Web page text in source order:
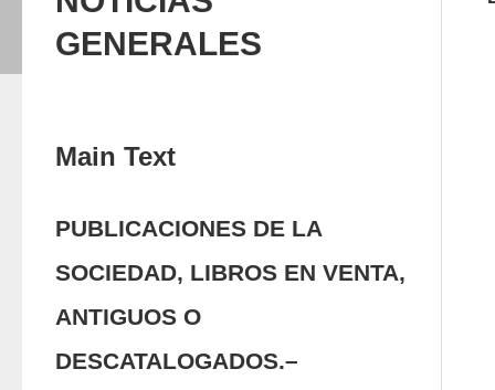
GENERALES
Main Text
PUBLICACIONES DE LA
SOCIEDAD, LIBROS EN VENTA,
ANTIGUOS O
DESCATALOGADOS.–